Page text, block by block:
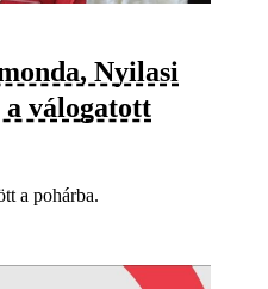
Nyilasi
válogatott
a pohárba.